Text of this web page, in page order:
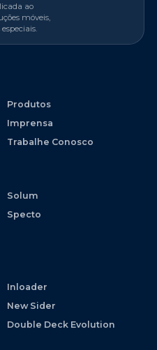
ao
móveis,
Produtos
Imprensa
Trabalhe Conosco
Solum
Specto
Inloader
New Sider
Double Deck Evolution